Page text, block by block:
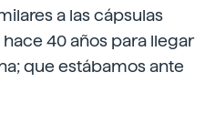
a las cápsulas
40 años para llegar
que estábamos ante